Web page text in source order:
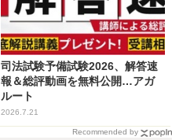
司法試験予備試験2026、解答速
報＆総評動画を無料公開…アガ
ルート
2026.7.21
Recommended by